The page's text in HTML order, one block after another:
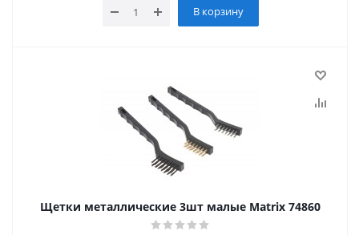
В корзину
Щетки металлические 3шт малые Matrix 74860